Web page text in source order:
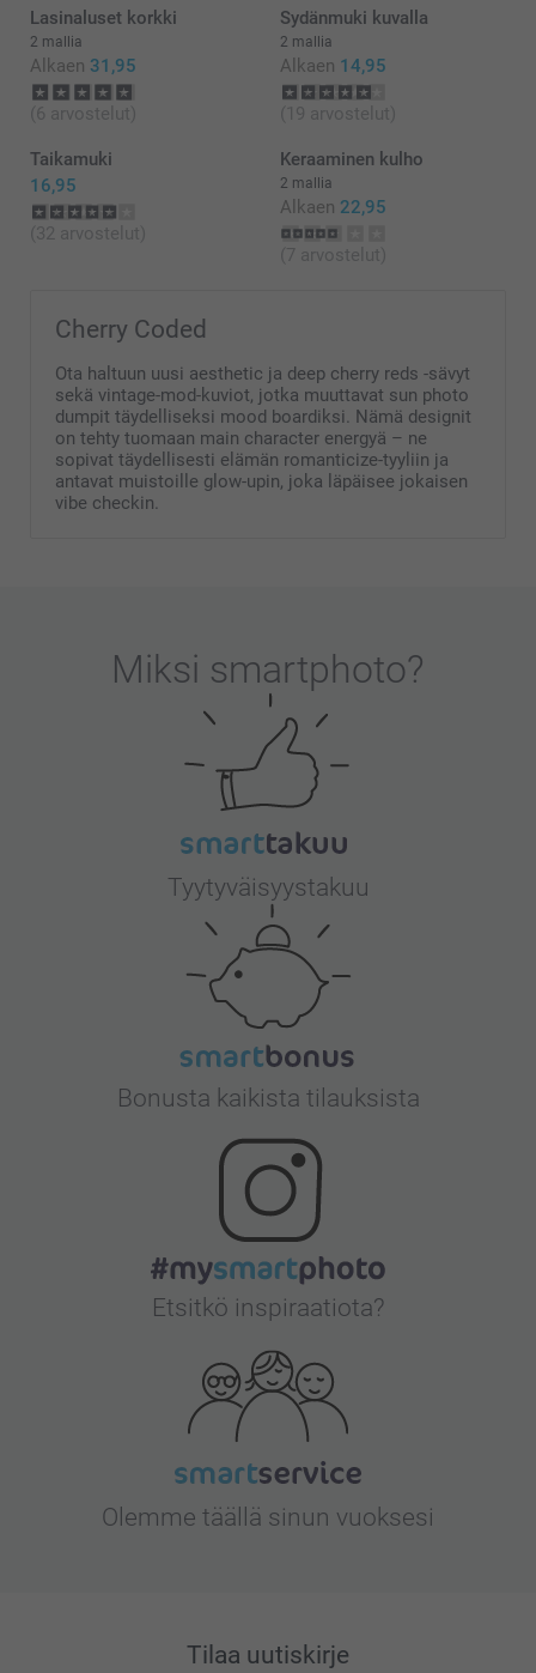
Lasinaluset korkki
2 mallia
Alkaen 31,95
(6 arvostelut)
Sydänmuki kuvalla
2 mallia
Alkaen 14,95
(19 arvostelut)
Taikamuki
16,95
(32 arvostelut)
Keraaminen kulho
2 mallia
Alkaen 22,95
(7 arvostelut)
Cherry Coded
Ota haltuun uusi aesthetic ja deep cherry reds -sävyt
sekä vintage-mod-kuviot, jotka muuttavat sun photo
dumpit täydelliseksi mood boardiksi. Nämä designit
on tehty tuomaan main character energyä – ne
sopivat täydellisesti elämän romanticize-tyyliin ja
antavat muistoille glow-upin, joka läpäisee jokaisen
vibe checkin.
Miksi smartphoto?
Tyytyväisyystakuu
Bonusta kaikista tilauksista
Etsitkö inspiraatiota?
Olemme täällä sinun vuoksesi
Tilaa uutiskirje